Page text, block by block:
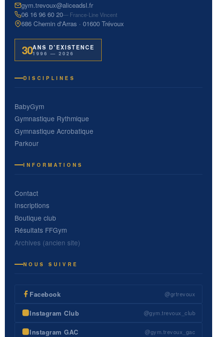
gym.trevoux@aliceadsl.fr
06 16 96 60 20— France-Line Vincent
686 Chemin d'Arras · 01600 Trévoux
30ANS D'EXISTENCE
1996 — 2026
DISCIPLINES
BabyGym
Gymnastique Rythmique
Gymnastique Acrobatique
Parkour
INFORMATIONS
Contact
Inscriptions
Boutique club
Résultats FFGym
Archives (ancien site)
NOUS SUIVRE
Facebook @grtrevoux
Instagram Club @gym.trevoux_club
Instagram GAC @gym.trevoux_gac